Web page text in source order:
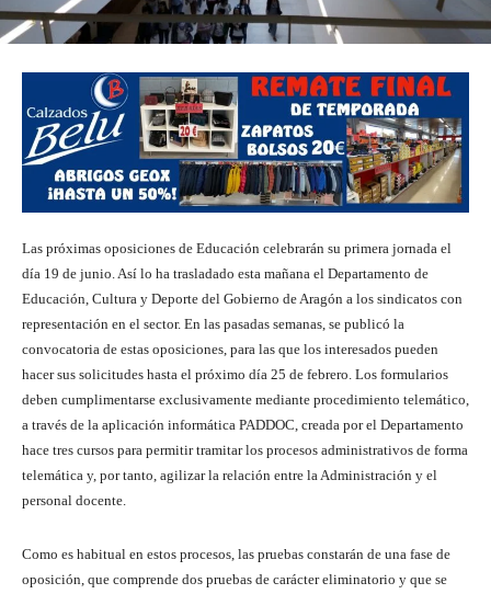
Las próximas oposiciones de Educación celebrarán su primera jornada el
día 19 de junio. Así lo ha trasladado esta mañana el Departamento de
Educación, Cultura y Deporte del Gobierno de Aragón a los sindicatos con
representación en el sector. En las pasadas semanas, se publicó la
convocatoria de estas oposiciones, para las que los interesados pueden
hacer sus solicitudes hasta el próximo día 25 de febrero. Los formularios
deben cumplimentarse exclusivamente mediante procedimiento telemático,
a través de la aplicación informática PADDOC, creada por el Departamento
hace tres cursos para permitir tramitar los procesos administrativos de forma
telemática y, por tanto, agilizar la relación entre la Administración y el
personal docente.
Como es habitual en estos procesos, las pruebas constarán de una fase de
oposición, que comprende dos pruebas de carácter eliminatorio y que se